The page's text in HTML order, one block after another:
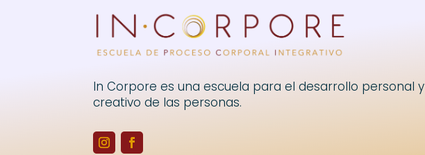
In Corpore es una escuela para el desarrollo personal y
creativo de las personas.